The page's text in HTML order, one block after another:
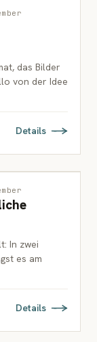
das Bilder
von der Idee
Details
In zwei
es am
Details